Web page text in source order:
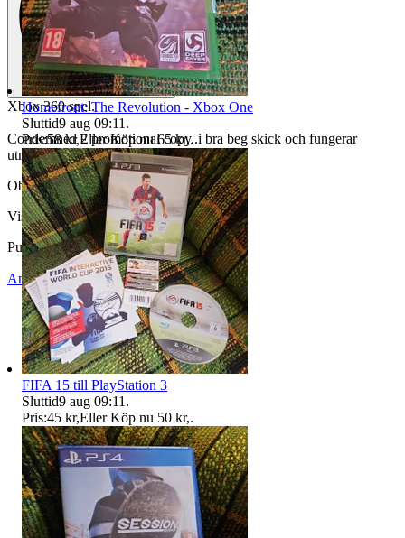
Xbox 360 spel.
Condemned 2 promotional copy..i bra beg skick och fungerar
utmärk
Objektnr 734 569 823
Visningar 128
Publicerad 2 jun 17:30
Anmäl Sälj liknande
Homefront: The Revolution - Xbox One
Sluttid9 aug 09:11 .
Pris:58 kr,Eller Köp nu 65 kr,.
FIFA 15 till PlayStation 3
Sluttid9 aug 09:11 .
Pris:45 kr,Eller Köp nu 50 kr,.